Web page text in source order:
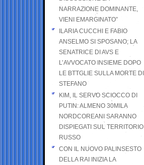
NARRAZIONE DOMINANTE,
VIENI EMARGINATO”
ILARIA CUCCHI E FABIO
ANSELMO SI SPOSANO; LA
SENATRICE DI AVS E
L’AVVOCATO INSIEME DOPO
LE BTTGLIE SULLA MORTE DI
STEFANO
KIM, IL SERVO SCIOCCO DI
PUTIN: ALMENO 30MILA
NORDCOREANI SARANNO
DISPIEGATI SUL TERRITORIO
RUSSO
CON IL NUOVO PALINSESTO
DELLA RAI INIZIA LA